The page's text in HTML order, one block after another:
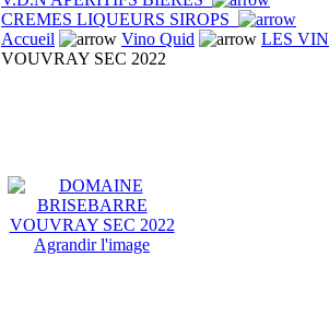
CREMES LIQUEURS SIROPS
Accueil
Vino Quid
LES
VOUVRAY SEC 2022
Agrandir l'image